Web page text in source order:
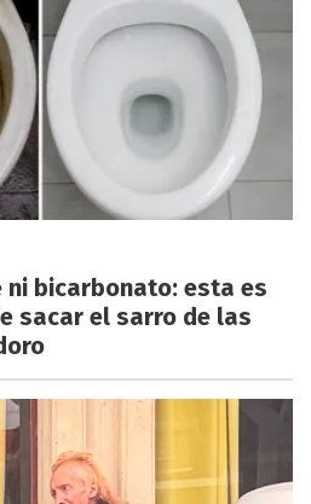
ni bicarbonato: esta es
sacar el sarro de las